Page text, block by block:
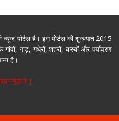
न्यूज़ पोर्टल है। इस पोर्टल की शुरुआत 2015
गाड़, गधेरों, शहरों, कस्बों और पर्यावरण
है।
न्यूज़ वे ]